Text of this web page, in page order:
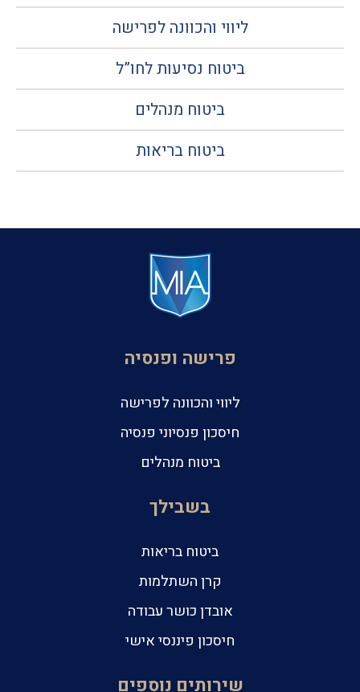
ליווי והכוונה לפרישה
ביטוח נסיעות לחו”ל
ביטוח מנהלים
ביטוח בריאות
פרישה ופנסיה
ליווי והכוונה לפרישה
חיסכון פנסיוני פנסיה
ביטוח מנהלים
בשבילך
ביטוח בריאות
קרן השתלמות
אובדן כושר עבודה
חיסכון פיננסי אישי
שירותים נוספים